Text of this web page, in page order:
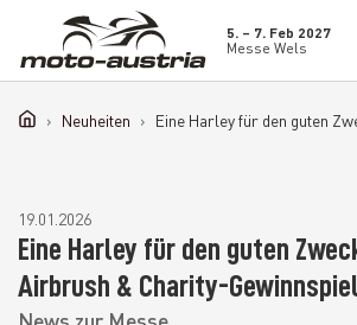
5. – 7. Feb 2027
Messe Wels
Neuheiten Eine Harley für den guten Zweck: Live-Airbrush & Charity-
19.01.2026
Eine Harley für den guten
Airbrush & Charity-Gewinnspiel